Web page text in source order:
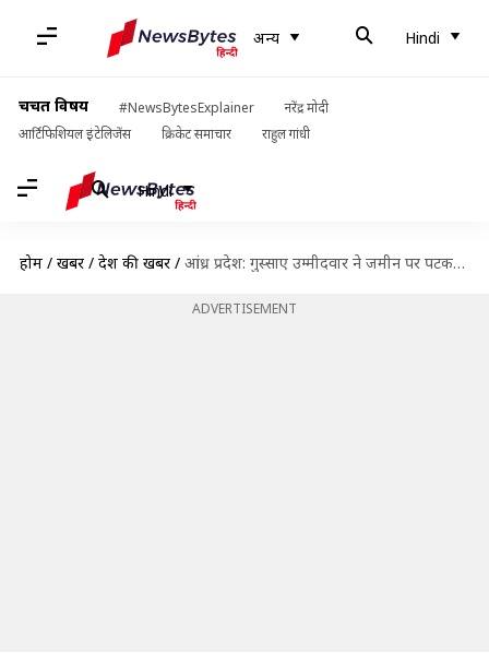
अन्य Hindi
चर्चित विषय #NewsBytesExplainer
नरेंद्र मोदी
आर्टिफिशियल इंटेलिजेंस
क्रिकेट समाचार राहुल गांधी
Hindi
होम / खबरें / देश की खबरें / आंध्र प्रदेश: गुस्साए उम्मीदवार ने जमीन पर पटककर तोड़ी EVM, पुलिस ने किया गिरफ्तार
ADVERTISEMENT